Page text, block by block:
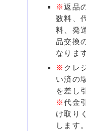
※返品
数料、
料、発
品交換
なりま
※ クレ
い済の
を差し
※代金
け取り
します。